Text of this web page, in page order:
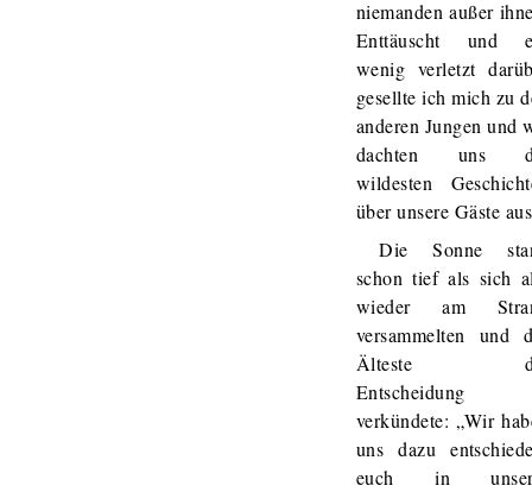
niemanden außer
Enttäuscht und
wenig verletzt
gesellte ich mich zu
anderen Jungen und
dachten uns
wildesten
über unsere Gäste
Die Sonne
schon tief als sich
wieder am
versammelten und
Älteste
Entscheidung
verkündete: „Wir
uns dazu
euch in